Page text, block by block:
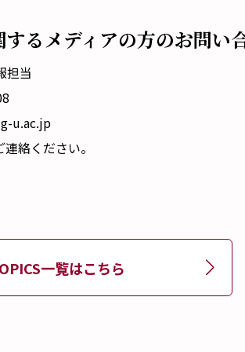
するメディアの方のお問い
担当
u.ac.jp
絡ください。
一覧はこちら